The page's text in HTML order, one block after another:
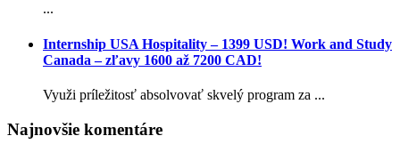
...
Internship USA Hospitality – 1399 USD! Work and Study
Canada – zľavy 1600 až 7200 CAD!
Využi príležitosť absolvovať skvelý program za ...
Najnovšie komentáre